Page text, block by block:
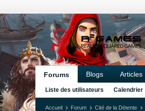
Forums Blogs Articles
Liste des utilisateurs Calendrier
Accueil Forum Cité de la Détente